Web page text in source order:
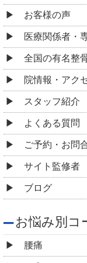
お客様の声
医療関係者・
全国の有名整
院情報・アク
スタッフ紹介
よくある質問
ご予約・お問
サイト監修者
ブログ
お悩み別コ
腰痛